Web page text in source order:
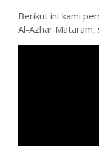
Berikut ini kami
Al-Azhar